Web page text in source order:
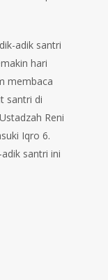
adik santri
hari
membaca
santri di
Reni
Iqro 6.
santri ini